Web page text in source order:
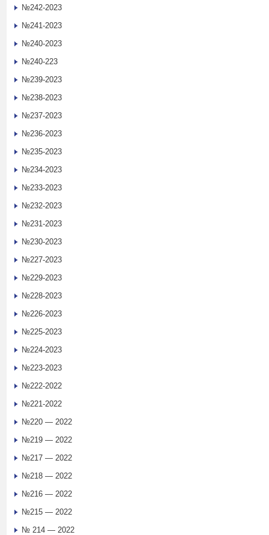
№242-2023
№241-2023
№240-2023
№240-223
№239-2023
№238-2023
№237-2023
№236-2023
№235-2023
№234-2023
№233-2023
№232-2023
№231-2023
№230-2023
№227-2023
№229-2023
№228-2023
№226-2023
№225-2023
№224-2023
№223-2023
№222-2022
№221-2022
№220 — 2022
№219 — 2022
№217 — 2022
№218 — 2022
№216 — 2022
№215 — 2022
№ 214 — 2022